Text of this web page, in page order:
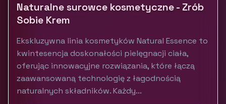
Naturalne surowce kosmetyczne - Zrób
Sobie Krem
Ekskluzywna linia kosmetyków Natural Essence to
kwintesencja doskonałości pielęgnacji ciała,
oferując innowacyjne rozwiązania, które łączą
zaawansowaną technologię z łagodnością
naturalnych składników. Każdy...